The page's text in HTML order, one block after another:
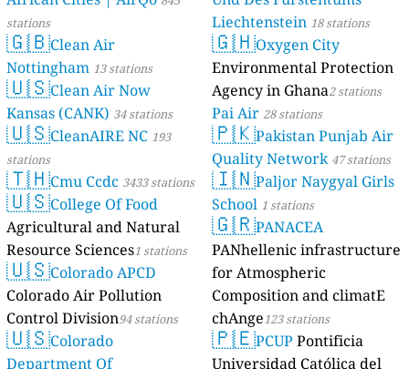
stations
🇬🇧Clean Air
Nottingham 13 stations
🇺🇸Clean Air Now
Kansas (CANK) 34 stations
🇺🇸CleanAIRE NC 193
stations
🇹🇭Cmu Ccdc 3433 stations
🇺🇸College Of Food
Agricultural and Natural
Resource Sciences1 stations
🇺🇸Colorado APCD
Colorado Air Pollution
Control Division94 stations
🇺🇸Colorado
Department Of
Liechtenstein 18 stations
🇬🇭Oxygen City
Environmental Protection
Agency in Ghana2 stations
Pai Air 28 stations
🇵🇰Pakistan Punjab Air
Quality Network 47 stations
🇮🇳Paljor Naygyal Girls
School 1 stations
🇬🇷PANACEA
PANhellenic infrastructure
for Atmospheric
Composition and climatE
chAnge123 stations
🇵🇪PCUP Pontificia
Universidad Católica del